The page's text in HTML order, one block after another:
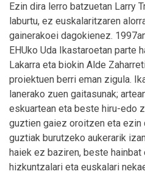
Ezin dira lerro batzuetan Larry
laburtu, ez euskalaritzaren
gainerakoei dagokienez.
EHUko Uda Ikastaroetan parte
Lakarra eta biokin Alde
proiektuen berri eman zigula.
lanerako zuen gaitasunak;
eskuartean eta beste hiru-edo
guztien gaiez oroitzen eta ezin
guztiak burutzeko aukerarik
haiek ez baziren, beste
hizkuntzalari eta euskalari